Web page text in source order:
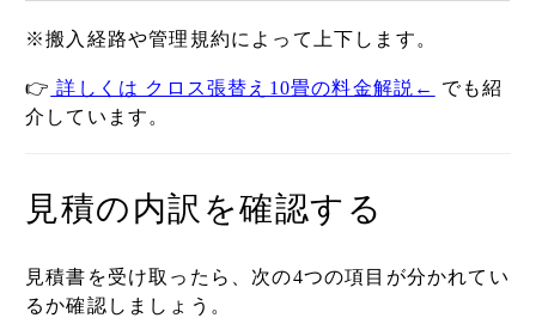
※搬入経路や管理規約によって上下します。
👉 詳しくは クロス張替え10畳の料金解説 ←
でも紹
介しています。
見積の内訳を確認する
見積書を受け取ったら、次の4つの項目が分かれてい
るか確認しましょう。